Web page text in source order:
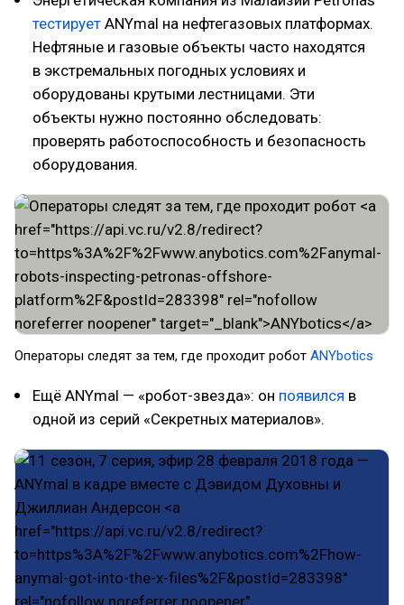
тестирует ANYmal на нефтегазовых платформах.
Нефтяные и газовые объекты часто находятся
в экстремальных погодных условиях и
оборудованы крутыми лестницами. Эти
объекты нужно постоянно обследовать:
проверять работоспособность и безопасность
оборудования.
Операторы следят за тем, где проходит робот ANYbotics
Ещё ANYmal — «робот-звезда»: он появился в
одной из серий «Секретных материалов».